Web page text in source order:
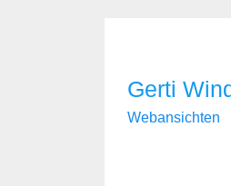
Gerti
Webansichten